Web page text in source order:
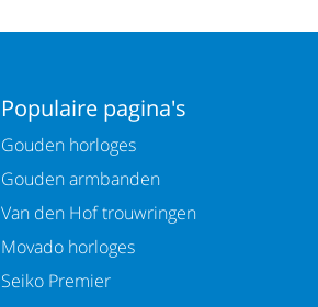
Populaire pagina's
Gouden horloges
Gouden armbanden
Van den Hof trouwringen
Movado horloges
Seiko Premier